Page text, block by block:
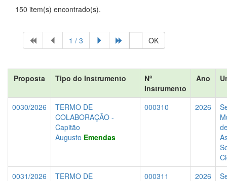
150 item(s) encontrado(s).
1 / 3 OK
Proposta Tipo do Instrumento
Nº
Instrumento
Ano
0030/2026
TERMO DE
COLABORAÇÃO -
Capitão
Augusto Emendas
000310 2026
0031/2026
TERMO DE
000311 2026